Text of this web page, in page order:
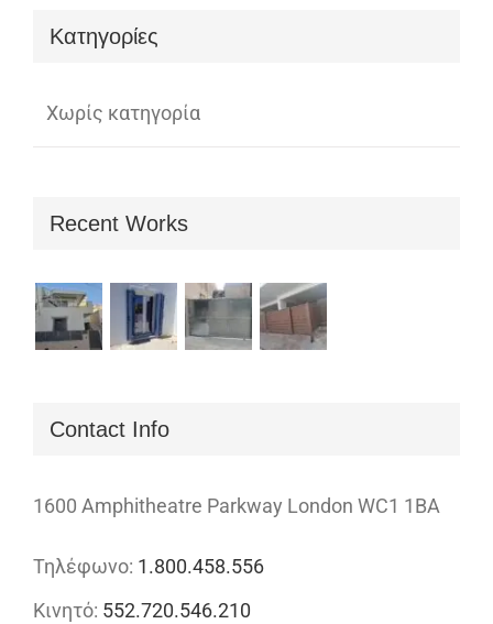
Kατηγορίες
Χωρίς κατηγορία
Recent Works
Contact Info
1600 Amphitheatre Parkway London WC1 1BA
Τηλέφωνο: 1.800.458.556
Κινητό: 552.720.546.210